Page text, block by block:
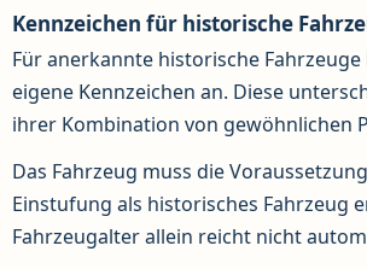
Kennzeichen für historische
Für anerkannte historische
eigene Kennzeichen an. Diese
ihrer Kombination von gewöhnlichen
Das Fahrzeug muss die
Einstufung als historisches Fahrzeug
Fahrzeugalter allein reicht nicht